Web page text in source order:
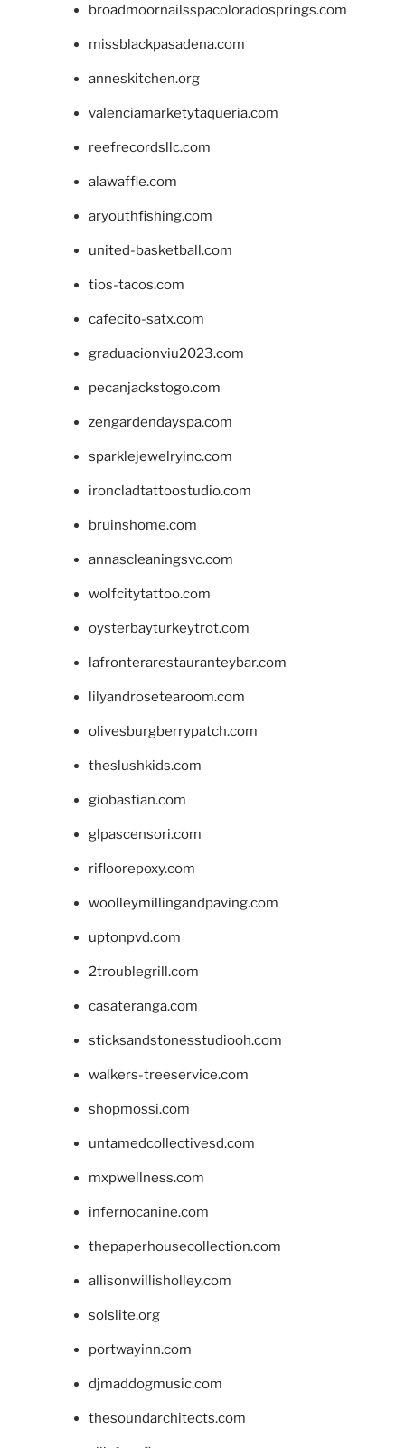
broadmoornailsspacoloradosprings.com
missblackpasadena.com
anneskitchen.org
valenciamarketytaqueria.com
reefrecordsllc.com
alawaffle.com
aryouthfishing.com
united-basketball.com
tios-tacos.com
cafecito-satx.com
graduacionviu2023.com
pecanjackstogo.com
zengardendayspa.com
sparklejewelryinc.com
ironcladtattoostudio.com
bruinshome.com
annascleaningsvc.com
wolfcitytattoo.com
oysterbayturkeytrot.com
lafronterarestauranteybar.com
lilyandrosetearoom.com
olivesburgberrypatch.com
theslushkids.com
giobastian.com
glpascensori.com
rifloorepoxy.com
woolleymillingandpaving.com
uptonpvd.com
2troublegrill.com
casateranga.com
sticksandstonesstudiooh.com
walkers-treeservice.com
shopmossi.com
untamedcollectivesd.com
mxpwellness.com
infernocanine.com
thepaperhousecollection.com
allisonwillisholley.com
solslite.org
portwayinn.com
djmaddogmusic.com
thesoundarchitects.com